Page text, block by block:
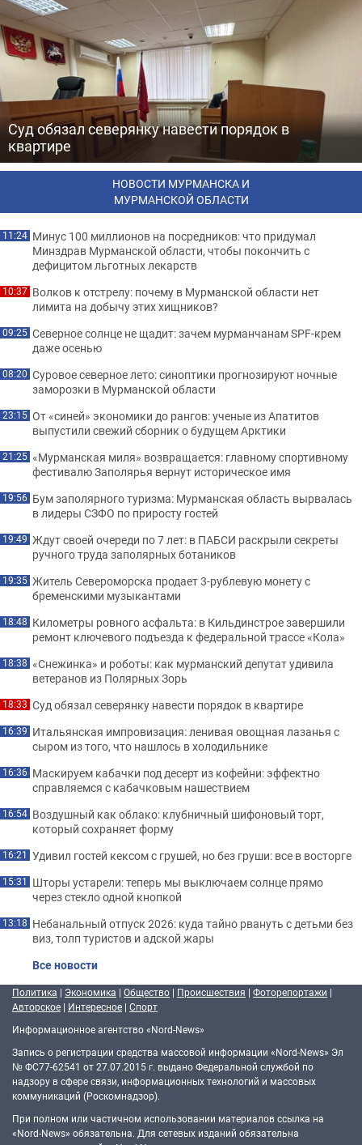
Суд обязал северянку навести порядок в
квартире
НОВОСТИ МУРМАНСКА И
МУРМАНСКОЙ ОБЛАСТИ
11:24 Минус 100 миллионов на посредников: что придумал
Минздрав Мурманской области, чтобы покончить с
дефицитом льготных лекарств
10:37 Волков к отстрелу: почему в Мурманской области нет
лимита на добычу этих хищников?
09:25 Северное солнце не щадит: зачем мурманчанам SPF-крем
даже осенью
08:20 Суровое северное лето: синоптики прогнозируют ночные
заморозки в Мурманской области
23:15 От «синей» экономики до рангов: ученые из Апатитов
выпустили свежий сборник о будущем Арктики
21:25 «Мурманская миля» возвращается: главному спортивному
фестивалю Заполярья вернут историческое имя
19:56 Бум заполярного туризма: Мурманская область вырвалась
в лидеры СЗФО по приросту гостей
19:49 Ждут своей очереди по 7 лет: в ПАБСИ раскрыли секреты
ручного труда заполярных ботаников
19:35 Житель Североморска продает 3-рублевую монету с
бременскими музыкантами
18:48 Километры ровного асфальта: в Кильдинстрое завершили
ремонт ключевого подъезда к федеральной трассе «Кола»
18:38 «Снежинка» и роботы: как мурманский депутат удивила
ветеранов из Полярных Зорь
18:33 Суд обязал северянку навести порядок в квартире
16:39 Итальянская импровизация: ленивая овощная лазанья с
сыром из того, что нашлось в холодильнике
16:36 Маскируем кабачки под десерт из кофейни: эффектно
справляемся с кабачковым нашествием
16:54 Воздушный как облако: клубничный шифоновый торт,
который сохраняет форму
16:21 Удивил гостей кексом с грушей, но без груши: все в восторге
15:31 Шторы устарели: теперь мы выключаем солнце прямо
через стекло одной кнопкой
13:18 Небанальный отпуск 2026: куда тайно рвануть с детьми без
виз, толп туристов и адской жары
Все новости
Политика | Экономика | Общество | Происшествия | Фоторепортажи |
Авторское | Интересное | Спорт
Информационное агентство «Nord-News»
Запись о регистрации средства массовой информации «Nord-News» Эл
№ ФС77-62541 от 27.07.2015 г. выдано Федеральной службой по
надзору в сфере связи, информационных технологий и массовых
коммуникаций (Роскомнадзор).
При полном или частичном использовании материалов ссылка на
«Nord-News» обязательна. Для сетевых изданий обязательна